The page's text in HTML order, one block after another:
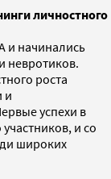
личностного
и начинались
невротиков.
роста
и
успехи в
и со
широких